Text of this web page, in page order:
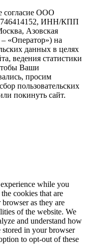
согласие ООО
ИНН/КПП
Азовская
«Оператор») на
данных в целях
ведения статистики
Ваши
просим
пользовательских
покинуть сайт.
while you
cookies that are
browser as they are
of the website. We
and understand how
in your browser
to opt-out of these